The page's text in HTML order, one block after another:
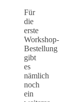
Für
die
erste
Workshop-
Bestellung
gibt
es
nämlich
noch
ein